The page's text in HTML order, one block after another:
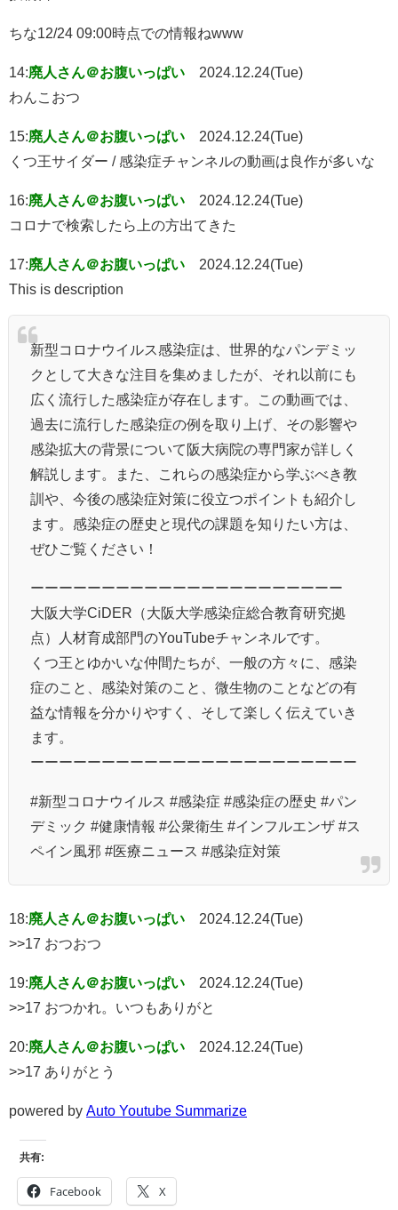
ちな12/24 09:00時点での情報ねwww
14:廃人さん＠お腹いっぱい
2024.12.24(Tue)
わんこおつ
15:廃人さん＠お腹いっぱい
2024.12.24(Tue)
くつ王サイダー / 感染症チャンネルの動画は良作が多いな
16:廃人さん＠お腹いっぱい
2024.12.24(Tue)
コロナで検索したら上の方出てきた
17:廃人さん＠お腹いっぱい
2024.12.24(Tue)
This is description
新型コロナウイルス感染症は、世界的なパンデミッ
クとして大きな注目を集めましたが、それ以前にも
広く流行した感染症が存在します。この動画では、
過去に流行した感染症の例を取り上げ、その影響や
感染拡大の背景について阪大病院の専門家が詳しく
解説します。また、これらの感染症から学ぶべき教
訓や、今後の感染症対策に役立つポイントも紹介し
ます。感染症の歴史と現代の課題を知りたい方は、
ぜひご覧ください！
ーーーーーーーーーーーーーーーーーーーーーー
大阪大学CiDER（大阪大学感染症総合教育研究拠
点）人材育成部門のYouTubeチャンネルです。
くつ王とゆかいな仲間たちが、一般の方々に、感染
症のこと、感染対策のこと、微生物のことなどの有
益な情報を分かりやすく、そして楽しく伝えていき
ます。
ーーーーーーーーーーーーーーーーーーーーーーー
#新型コロナウイルス #感染症 #感染症の歴史 #パン
デミック #健康情報 #公衆衛生 #インフルエンザ #ス
ペイン風邪 #医療ニュース #感染症対策
18:廃人さん＠お腹いっぱい
2024.12.24(Tue)
>>17 おつおつ
19:廃人さん＠お腹いっぱい
2024.12.24(Tue)
>>17 おつかれ。いつもありがと
20:廃人さん＠お腹いっぱい
2024.12.24(Tue)
>>17 ありがとう
powered by Auto Youtube Summarize
共有:
Facebook X